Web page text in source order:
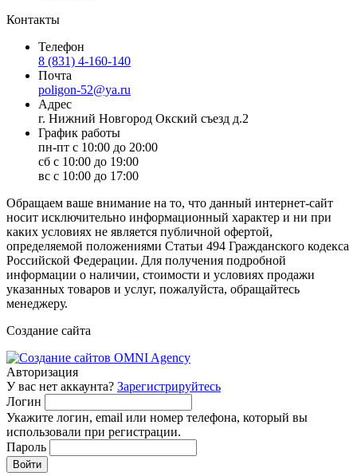
Контакты
Телефон
8 (831) 4-160-140
Почта
poligon-52@ya.ru
Адрес
г. Нижний Новгород Окский съезд д.2
График работы
пн-пт с 10:00 до 20:00
сб с 10:00 до 19:00
вс с 10:00 до 17:00
Обращаем ваше внимание на то, что данный интернет-сайт
носит исключительно информационный характер и ни при
каких условиях не является публичной офертой,
определяемой положениями Статьи 494 Гражданского кодекса
Российской Федерации. Для получения подробной
информации о наличии, стоимости и условиях продажи
указанных товаров и услуг, пожалуйста, обращайтесь
менеджеру.
Создание сайта
Авторизация
У вас нет аккаунта? Зарегистрируйтесь
Логин
Укажите логин, email или номер телефона, который вы
использовали при регистрации.
Пароль
Войти